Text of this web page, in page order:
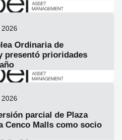
2026
Ordinaria de
presentó prioridades
2026
parcial de Plaza
Cenco Malls como socio